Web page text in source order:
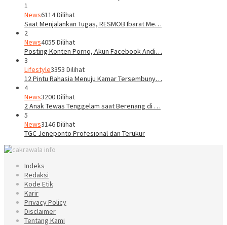
1
News6114 Dilihat
Saat Menjalankan Tugas, RESMOB Ibarat Me…
2
News4055 Dilihat
Posting Konten Porno, Akun Facebook Andi…
3
Lifestyle3353 Dilihat
12 Pintu Rahasia Menuju Kamar Tersembuny…
4
News3200 Dilihat
2 Anak Tewas Tenggelam saat Berenang di …
5
News3146 Dilihat
TGC Jeneponto Profesional dan Terukur
Indeks
Redaksi
Kode Etik
Karir
Privacy Policy
Disclaimer
Tentang Kami